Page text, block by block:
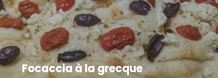
Focaccia à la grecque